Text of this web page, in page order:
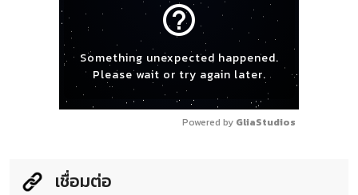
help_outline
Something unexpected happened.
Please wait or try again later.
Powered by GliaStudios
เชื่อมต่อ